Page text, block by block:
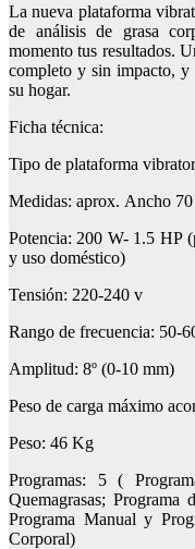
La nueva plataforma
de análisis de grasa
momento tus resultados.
completo y sin impacto, y
su hogar.
Ficha técnica:
Tipo de plataforma
Medidas: aprox. Ancho
Potencia: 200 W- 1.5 HP
y uso doméstico)
Tensión: 220-240 v
Rango de frecuencia: 50-
Amplitud: 8º (0-10 mm)
Peso de carga máximo
Peso: 46 Kg
Programas: 5 (
Quemagrasas; Programa
Programa Manual y
Corporal)